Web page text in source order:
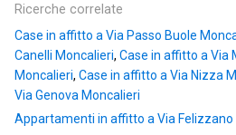
Ricerche correlate
Case in affitto a Via Passo Buole
Canelli Moncalieri, Case in affitto a Via
Moncalieri, Case in affitto a Via Nizza
Via Genova Moncalieri
Appartamenti in affitto a Via Felizzano